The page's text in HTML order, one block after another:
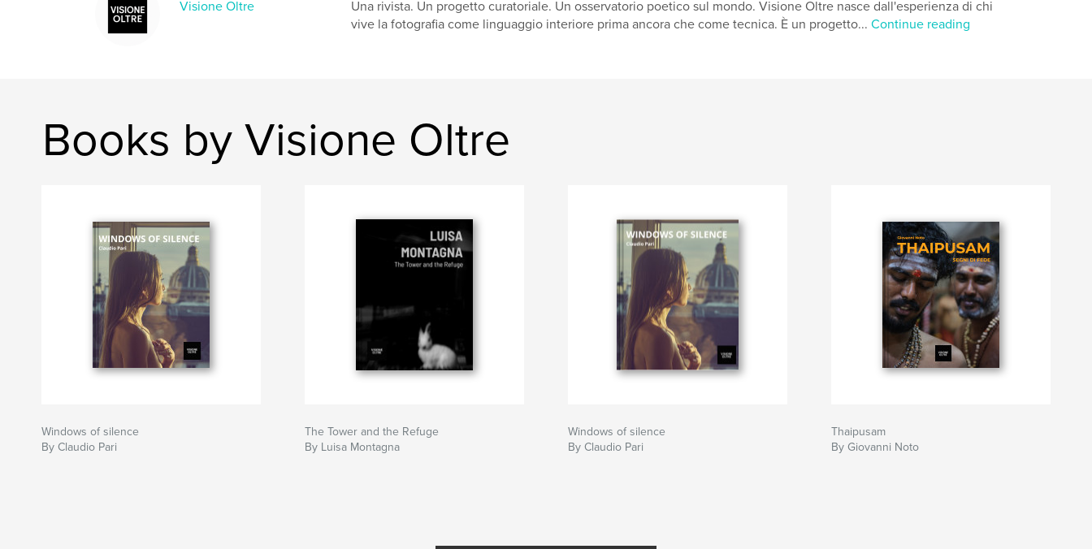
Visione Oltre
Una rivista. Un progetto curatoriale. Un osservatorio poetico sul mondo. Visione Oltre nasce dall'esperienza di chi
vive la fotografia come linguaggio interiore prima ancora che come tecnica. È un progetto... Continue reading
Books by Visione Oltre
Windows of silence
By Claudio Pari
The Tower and the Refuge
By Luisa Montagna
Windows of silence
By Claudio Pari
Thaipusam
By Giovanni Noto